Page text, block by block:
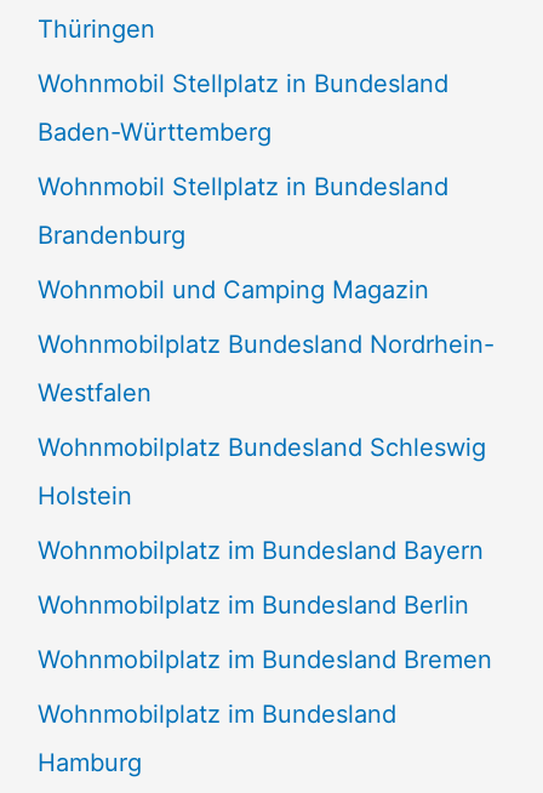
Thüringen
Wohnmobil Stellplatz in Bundesland
Baden-Württemberg
Wohnmobil Stellplatz in Bundesland
Brandenburg
Wohnmobil und Camping Magazin
Wohnmobilplatz Bundesland Nordrhein-
Westfalen
Wohnmobilplatz Bundesland Schleswig
Holstein
Wohnmobilplatz im Bundesland Bayern
Wohnmobilplatz im Bundesland Berlin
Wohnmobilplatz im Bundesland Bremen
Wohnmobilplatz im Bundesland
Hamburg